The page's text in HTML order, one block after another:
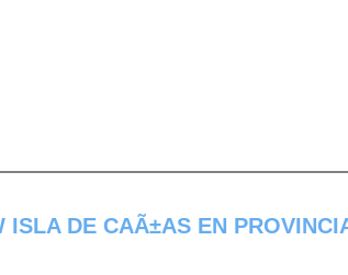
ISLA DE CAÃ±AS EN